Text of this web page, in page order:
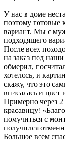
У нас в доме
поэтому готовые
вариант. Мы с
подходящего
После всех
на заказ под
обмерил,
хотелось, и
скажу, что это
вписалась и цвет
Примерно через
красавицу!
помучиться с
получился
Большое всем